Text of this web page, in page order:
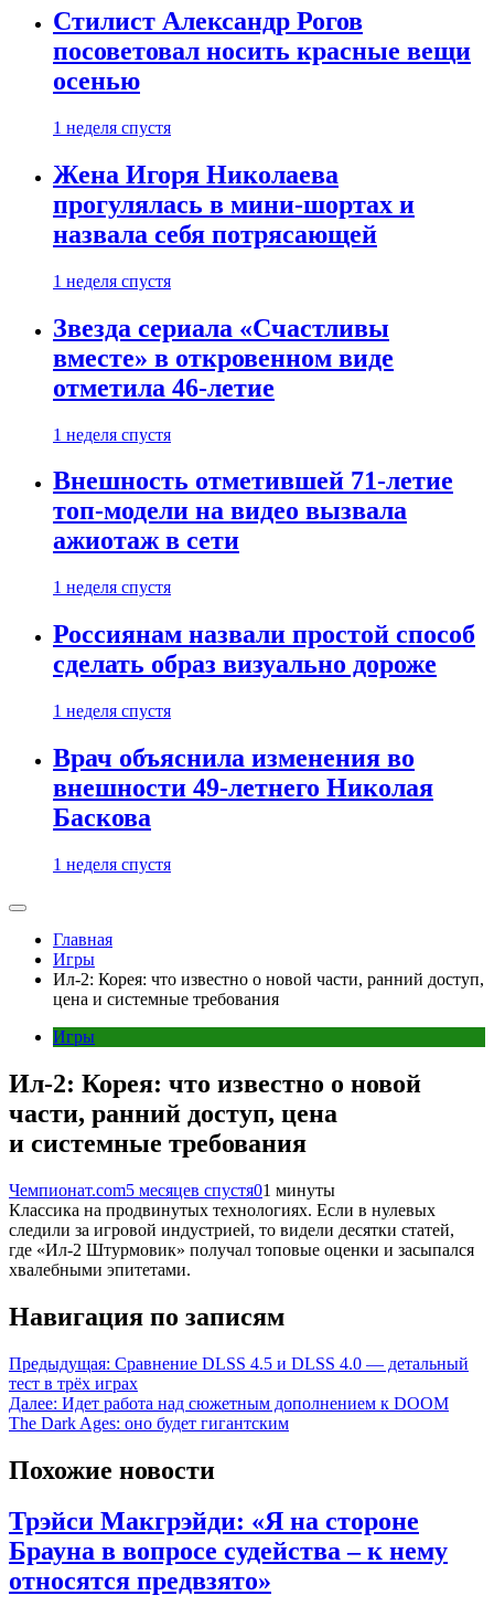
Стилист Александр Рогов
посоветовал носить красные вещи
осенью
1 неделя спустя
Жена Игоря Николаева
прогулялась в мини-шортах и
назвала себя потрясающей
1 неделя спустя
Звезда сериала «Счастливы
вместе» в откровенном виде
отметила 46-летие
1 неделя спустя
Внешность отметившей 71-летие
топ-модели на видео вызвала
ажиотаж в сети
1 неделя спустя
Россиянам назвали простой способ
сделать образ визуально дороже
1 неделя спустя
Врач объяснила изменения во
внешности 49-летнего Николая
Баскова
1 неделя спустя
Главная
Игры
Ил-2: Корея: что известно о новой части, ранний доступ,
цена и системные требования
Игры
Ил-2: Корея: что известно о новой
части, ранний доступ, цена
и системные требования
Чемпионат.com5 месяцев спустя01 минуты
Классика на продвинутых технологиях. Если в нулевых
следили за игровой индустрией, то видели десятки статей,
где «Ил-2 Штурмовик» получал топовые оценки и засыпался
хвалебными эпитетами.
Навигация по записям
Предыдущая: Сравнение DLSS 4.5 и DLSS 4.0 — детальный
тест в трёх играх
Далее: Идет работа над сюжетным дополнением к DOOM
The Dark Ages: оно будет гигантским
Похожие новости
Трэйси Макгрэйди: «Я на стороне
Брауна в вопросе судейства – к нему
относятся предвзято»